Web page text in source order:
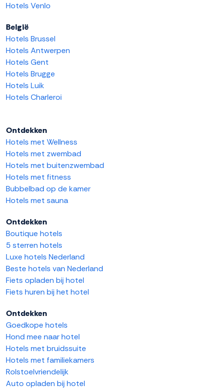
Hotels Venlo
België
Hotels Brussel
Hotels Antwerpen
Hotels Gent
Hotels Brugge
Hotels Luik
Hotels Charleroi
Ontdekken
Hotels met Wellness
Hotels met zwembad
Hotels met buitenzwembad
Hotels met fitness
Bubbelbad op de kamer
Hotels met sauna
Ontdekken
Boutique hotels
5 sterren hotels
Luxe hotels Nederland
Beste hotels van Nederland
Fiets opladen bij hotel
Fiets huren bij het hotel
Ontdekken
Goedkope hotels
Hond mee naar hotel
Hotels met bruidssuite
Hotels met familiekamers
Rolstoelvriendelijk
Auto opladen bij hotel